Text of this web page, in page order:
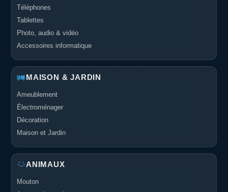
Téléphones
Tablettes
Photo, audio & vidéo
Accessoires informatique
MAISON & JARDIN
Ameublement
Électroménager
Décoration
Maison et Jardin
ANIMAUX
Mouton